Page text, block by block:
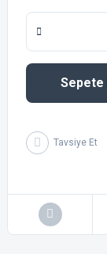
Sepete
Tavsiye Et